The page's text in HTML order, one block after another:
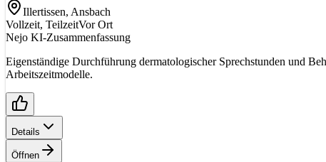
Illertissen, Ansbach
Vollzeit, TeilzeitVor Ort
Nejo KI-Zusammenfassung
Eigenständige Durchführung dermatologischer Sprechstunden und
Arbeitszeitmodelle.
Details
Öffnen